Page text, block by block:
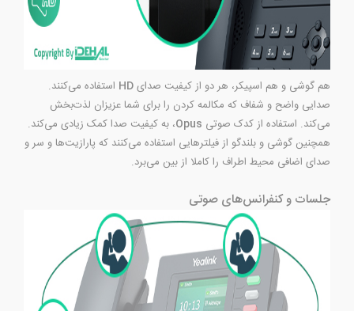
هم گوشی و هم اسپیکر، هر دو از کیفیت صدایHD استفاده می‌کنند.
صدایی واضح و شفاف که مکالمه کردن را برای شما عزیزان لذت‌بخش
می‌کند. استفاده از کدک صوتی Opus، به کیفیت صدا کمک زیادی می‌کند.
همچنین گوشی و بلندگو از فیلترهایی استفاده می‌کنند که پارازیت‌ها و سر و
صدای اضافی محیط اطراف را کاملا از بین می‌برد.
جلسات و کنفرانس‌های صوتی